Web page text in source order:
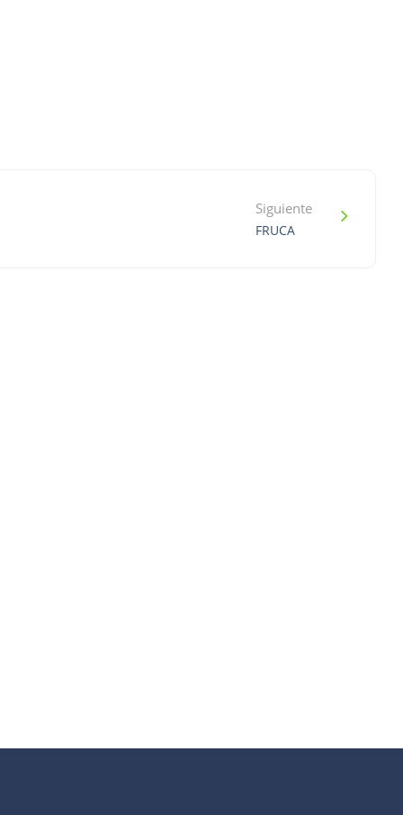
Siguiente
FRUCA